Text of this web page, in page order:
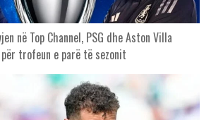
në Top Channel, PSG dhe Aston Villa
trofeun e parë të sezonit